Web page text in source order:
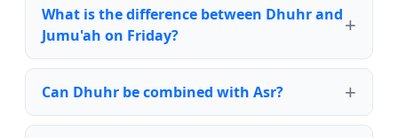
What is the difference between Dhuhr and
Jumu'ah on Friday?
Can Dhuhr be combined with Asr?